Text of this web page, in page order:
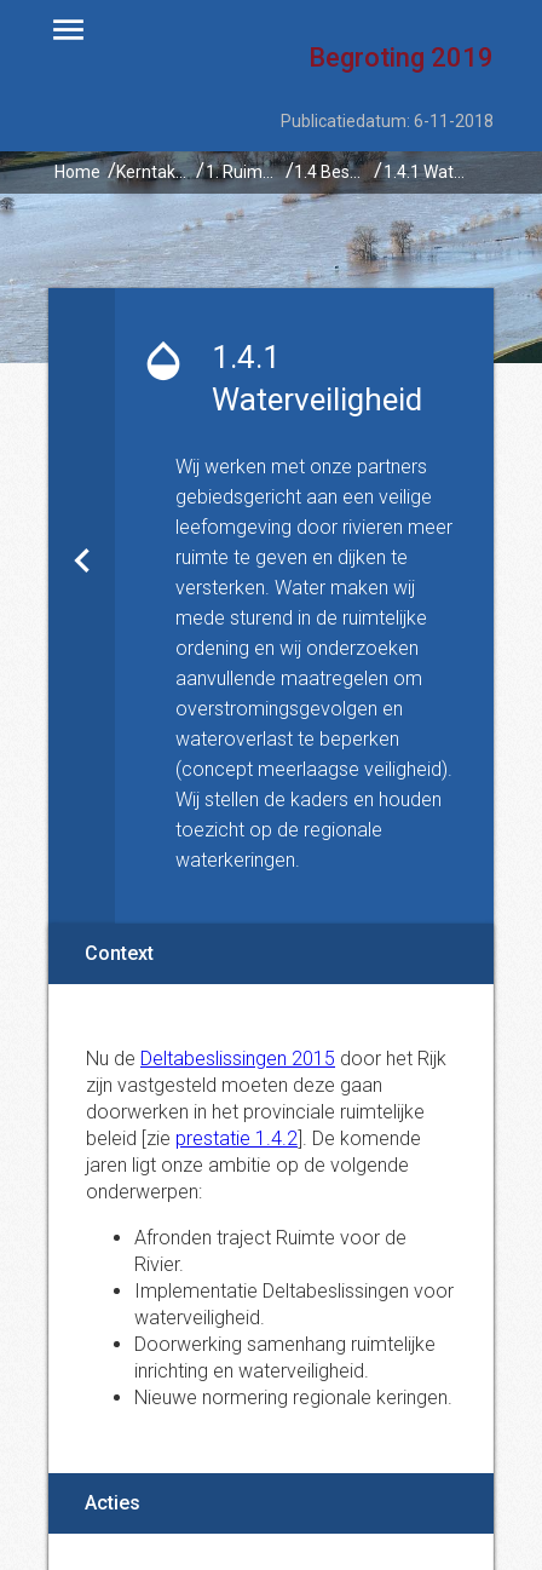
Begroting 2019
Publicatiedatum: 6-11-2018
Home Kerntaken 1. Ruimtelijke ontwikkeling en waterbeheer 1.4 Beschermen tegen overstromingen en wateroverlast en het omgaan met klimaatverandering 1.4.1 Waterveiligheid
1.4.1
Waterveiligheid
Wij werken met onze partners
gebiedsgericht aan een veilige
leefomgeving door rivieren meer
ruimte te geven en dijken te
versterken. Water maken wij
mede sturend in de ruimtelijke
ordening en wij onderzoeken
aanvullende maatregelen om
overstromingsgevolgen en
wateroverlast te beperken
(concept meerlaagse veiligheid).
Wij stellen de kaders en houden
toezicht op de regionale
waterkeringen.
Context
Nu de Deltabeslissingen 2015 door het Rijk
zijn vastgesteld moeten deze gaan
doorwerken in het provinciale ruimtelijke
beleid [zie prestatie 1.4.2]. De komende
jaren ligt onze ambitie op de volgende
onderwerpen:
Afronden traject Ruimte voor de
Rivier.
Implementatie Deltabeslissingen voor
waterveiligheid.
Doorwerking samenhang ruimtelijke
inrichting en waterveiligheid.
Nieuwe normering regionale keringen.
Acties